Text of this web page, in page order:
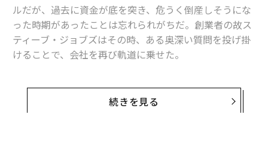
ルだが、過去に資金が底を突き、危うく倒産しそうにな
った時期があったことは忘れられがちだ。創業者の故ス
ティーブ・ジョブズはその時、ある奥深い質問を投げ掛
けることで、会社を再び軌道に乗せた。
私は、インスピレーションを与えるリーダーシップに関
する基調講演を行う際、聴衆にある動画を見せている。
それはジョブズが1997年、少人数の社員会議を開いたと
続きを見る